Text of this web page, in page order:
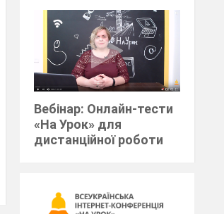
Вебінар: Онлайн-тести
«На Урок» для
дистанційної роботи